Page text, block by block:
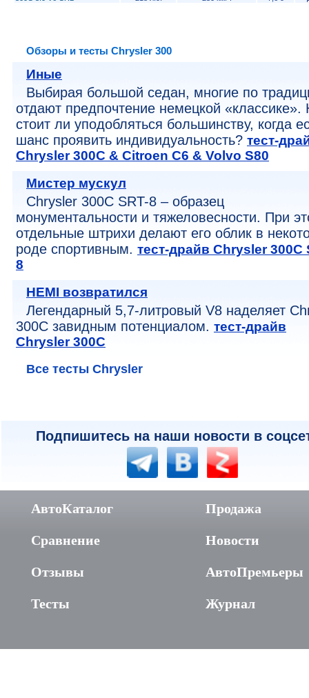
Обзоры и тесты Chrysler 300
Иные
Выбирая большой седан, многие по
отдают предпочтение немецкой «классике».
стоит ли уподобляться большинству, когда
шанс проявить индивидуальность? тест-
Chrysler 300C & Citroen C6 & Volvo S80
Мистер мускул
Chrysler 300C SRT-8 – образец
монументальности и тяжеловесности. При
отдельные штрихи делают его облик в
роде спортивным. тест-драйв Chrysler 300C
8
HEMI возвратился
Легендарный 5,7-литровый V8 наделяет
300C завидным потенциалом. тест-драйв
Chrysler 300C
Все тесты Chrysler
Подпишитесь на наши новости в
АвтоКаталог
Сравнение
Отзывы
Тесты
Продажа
Новости
АвтоПремьеры
Журнал